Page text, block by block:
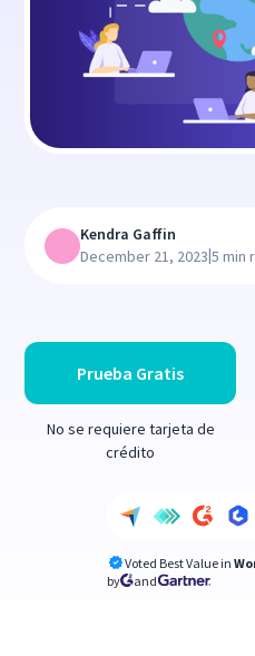
Prueba Gratis
No se requiere tarjeta de
crédito
Voted Best Value in
by
and
Kendra Gaffin
December 21, 2023|5 min